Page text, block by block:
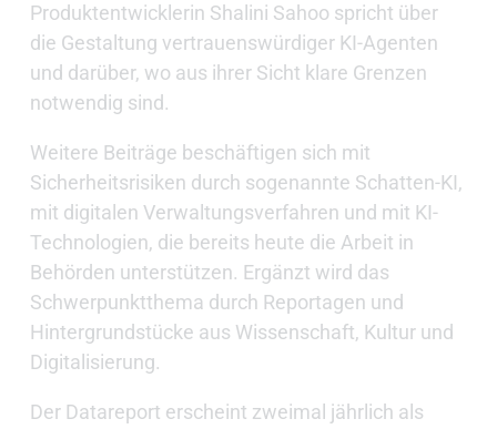
Produktentwicklerin Shalini Sahoo spricht über
die Gestaltung vertrauenswürdiger KI-Agenten
und darüber, wo aus ihrer Sicht klare Grenzen
notwendig sind.
Weitere Beiträge beschäftigen sich mit
Sicherheitsrisiken durch sogenannte Schatten-KI,
mit digitalen Verwaltungsverfahren und mit KI-
Technologien, die bereits heute die Arbeit in
Behörden unterstützen. Ergänzt wird das
Schwerpunktthema durch Reportagen und
Hintergrundstücke aus Wissenschaft, Kultur und
Digitalisierung.
Der Datareport erscheint zweimal jährlich als